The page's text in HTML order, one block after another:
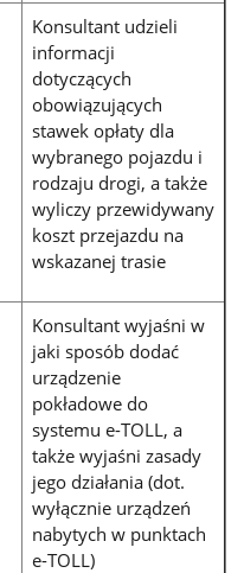
Konsultant udzieli
informacji
dotyczących
obowiązujących
stawek opłaty dla
wybranego pojazdu i
rodzaju drogi, a także
wyliczy przewidywany
koszt przejazdu na
wskazanej trasie
Konsultant wyjaśni w
jaki sposób dodać
urządzenie
pokładowe do
systemu e-TOLL, a
także wyjaśni zasady
jego działania (dot.
wyłącznie urządzeń
nabytych w punktach
e-TOLL)